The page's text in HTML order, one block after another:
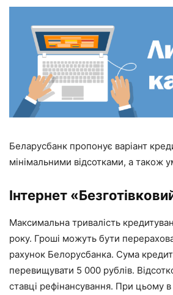
Беларусбанк пропонує варіант
мінімальними відсотками, а також
Інтернет
Максимальна тривалість
року. Гроші можуть бути
рахунок Белорусбанка. Сума
перевищувати 5 000 рублів.
ставці рефінансування. При цьому